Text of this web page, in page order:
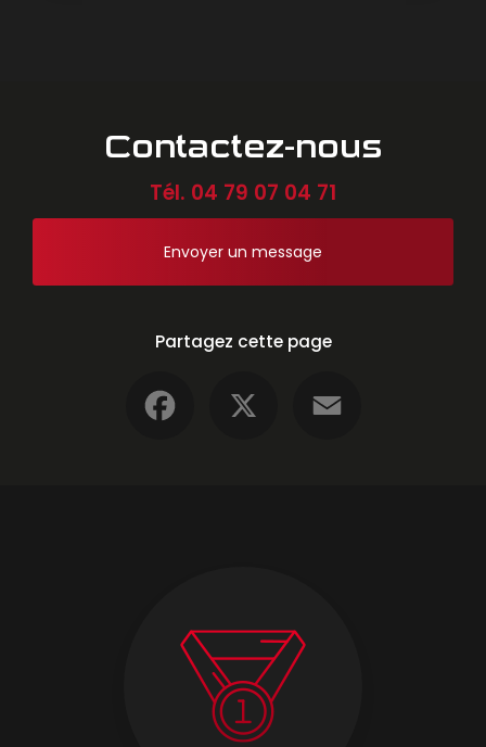
Contactez-nous
Tél. 04 79 07 04 71
Envoyer un message
Partagez cette page